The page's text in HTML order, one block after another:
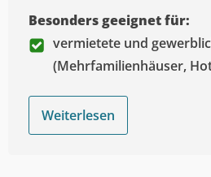
Besonders geeignet für:
vermietete und
(Mehrfamilienhäuser,
Weiterlesen